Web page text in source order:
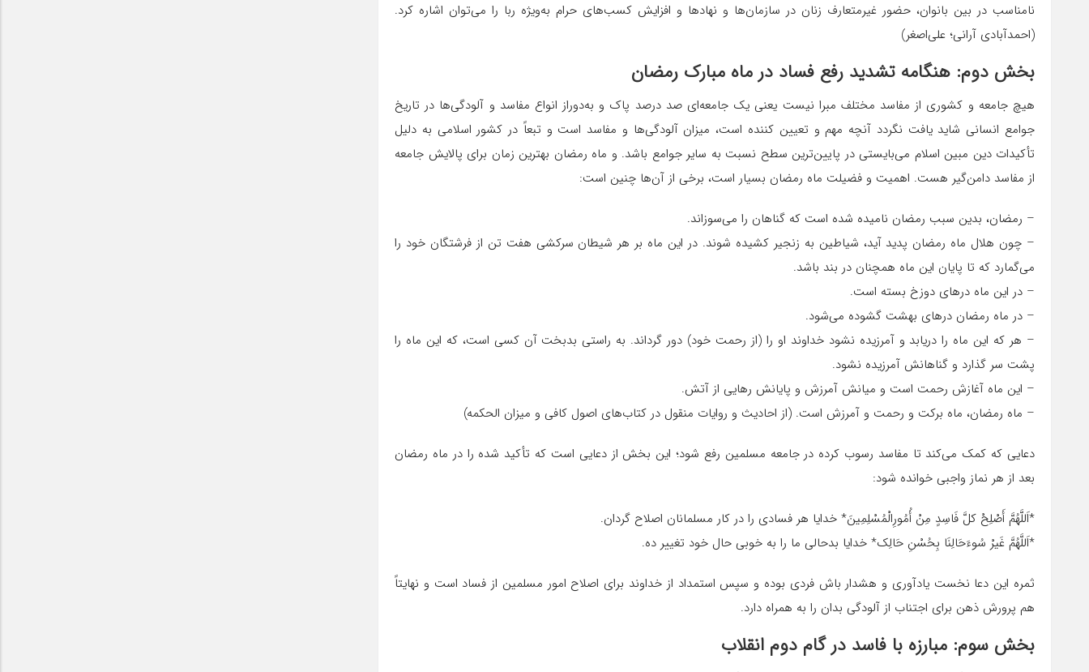
نامناسب در بین بانوان، حضور غیرمتعارف زنان در سازمان‌ها و نهادها و افزایش کسب‌های حرام به‌ویژه ربا را می‌توان اشاره کرد.
(احمدآبادی آرانی؛ علی‌اصغر)
بخش دوم: هنگامه تشدید رفع فساد در ماه مبارک رمضان
هیچ جامعه و کشوری از مفاسد مختلف مبرا نیست یعنی یک جامعه‌ای صد درصد پاک و به‌دوراز انواع مفاسد و آلودگی‌ها در تاریخ
جوامع انسانی شاید یافت نگردد آنچه مهم و تعیین کننده است، میزان آلودگی‌ها و مفاسد است و تبعاً در کشور اسلامی به دلیل
تأکیدات دین مبین اسلام می‌بایستی در پایین‌ترین سطح نسبت به سایر جوامع باشد. و ماه رمضان بهترین زمان برای پالایش جامعه
از مفاسد دامن‌گیر هست. اهمیت و فضیلت ماه رمضان بسیار است، برخی از آن‌ها چنین است:
– رمضان، بدین سبب رمضان نامیده شده است که گناهان را می‌سوزاند.
– چون هلال ماه رمضان پدید آید، شیاطین به زنجیر کشیده شوند. در این ماه بر هر شیطان سرکشی هفت تن از فرشتگان خود را
می‌گمارد که تا پایان این ماه همچنان در بند باشد.
– در این ماه درهای دوزخ بسته است.
– در ماه رمضان درهای بهشت گشوده می‌شود.
– هر که این ماه را دریابد و آمرزیده نشود خداوند او را (از رحمت خود) دور گرداند. به راستی بدبخت آن کسی است، که این ماه را
پشت سر گذارد و گناهانش آمرزیده نشود.
– این ماه آغازش رحمت است و میانش آمرزش و پایانش رهایی از آتش.
– ماه رمضان، ماه برکت و رحمت و آمرزش است. (از احادیث و روایات منقول در کتاب‌های اصول کافی و میزان الحکمه)
دعایی که کمک می‌کند تا مفاسد رسوب کرده در جامعه مسلمین رفع شود؛ این بخش از دعایی است که تأکید شده را در ماه رمضان
بعد از هر نماز واجبی خوانده شود:
*اَللَّهُمَّ أَصْلِحْ کلَّ فَاسِدٍ مِنْ أُمُورِالْمُسْلِمِینَ* خدایا هر فسادی را در کار مسلمانان اصلاح گردان.
*اَللَّهُمَّ غَیرْ سُوءَحَالِنَا بِحُسْنِ حَالِک* خدایا بدحالی ما را به خوبی حال خود تغییر ده.
ثمره این دعا نخست یادآوری و هشدار باش فردی بوده و سپس استمداد از خداوند برای اصلاح امور مسلمین از فساد است و نهایتاً
هم پرورش ذهن برای اجتناب از آلودگی بدان را به همراه دارد.
بخش سوم: مبارزه با فاسد در گام دوم انقلاب